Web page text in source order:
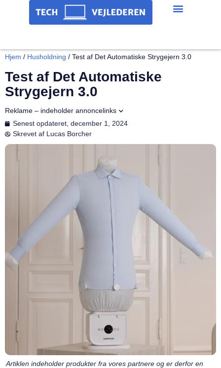
Hjem / Husholdning / Test af Det Automatiske Strygejern 3.0
Test af Det Automatiske
Strygejern 3.0
Senest opdateret, december 1, 2024
Skrevet af Lucas Borcher
Reklame – indeholder annoncelinks
Artiklen indeholder produkter fra vores partnere og er derfor en